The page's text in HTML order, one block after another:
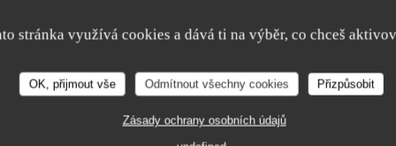
stránka využívá cookies a dává ti na výběr, co chceš
OK, přijmout vše Odmítnout všechny cookies Přizpůsobit
Zásady ochrany osobních údajů